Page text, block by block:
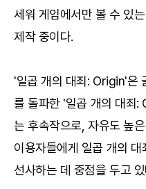
세워 게임에서만 볼 수 있
제작 중이다.
'일곱 개의 대죄: Origin'은
를 돌파한 '일곱 개의 대죄:
는 후속작으로, 자유도 높
이용자들에게 일곱 개의
선사하는 데 중점을 두고